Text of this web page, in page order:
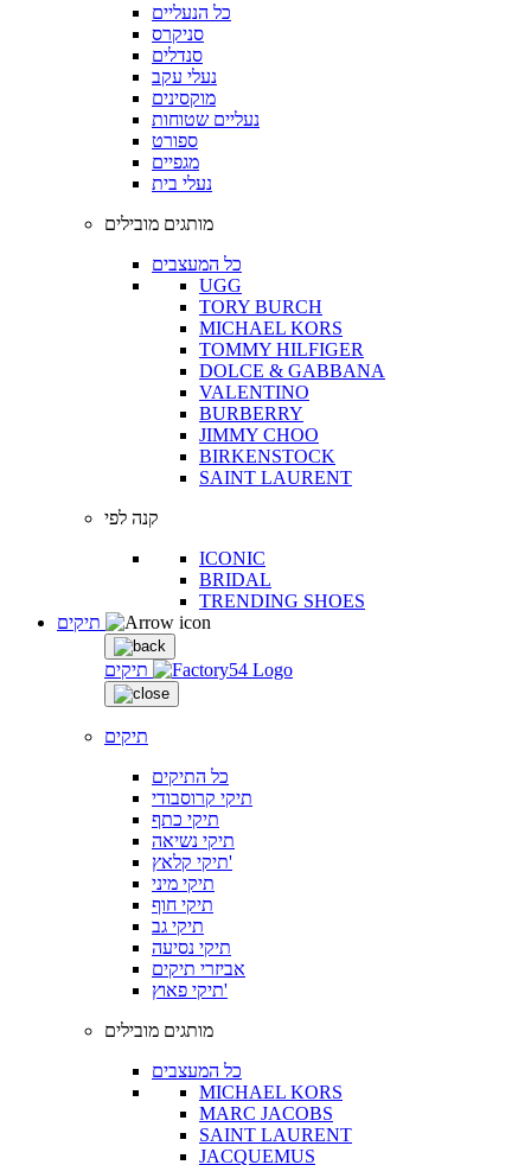
כל הנעליים
סניקרס
סנדלים
נעלי עקב
מוקסינים
נעליים שטוחות
ספורט
מגפיים
נעלי בית
מותגים מובילים
כל המעצבים
UGG
TORY BURCH
MICHAEL KORS
TOMMY HILFIGER
DOLCE & GABBANA
VALENTINO
BURBERRY
JIMMY CHOO
BIRKENSTOCK
SAINT LAURENT
קנה לפי
ICONIC
BRIDAL
TRENDING SHOES
תיקים
תיקים
כל התיקים
תיקי קרוסבודי
תיקי כתף
תיקי נשיאה
תיקי קלאץ'
תיקי מיני
תיקי חוף
תיקי גב
תיקי נסיעה
אביזרי תיקים
תיקי פאוץ'
מותגים מובילים
כל המעצבים
MICHAEL KORS
MARC JACOBS
SAINT LAURENT
JACQUEMUS